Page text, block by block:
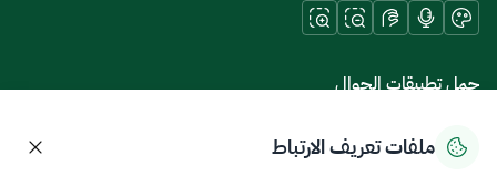
حمل تطبيقات الجوال
ملفات تعريف الارتباط